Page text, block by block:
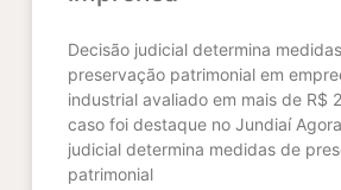
Decisão judicial determina
preservação patrimonial em
industrial avaliado em mais de R$
caso foi destaque no Jundiaí
judicial determina medidas de
patrimonial